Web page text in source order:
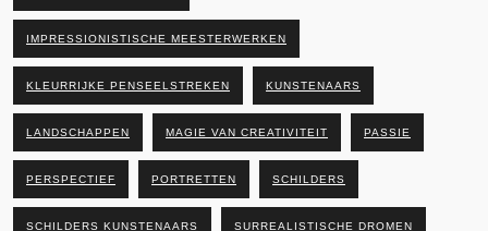
IMPRESSIONISTISCHE MEESTERWERKEN
KLEURRIJKE PENSEELSTREKEN KUNSTENAARS
LANDSCHAPPEN MAGIE VAN CREATIVITEIT PASSIE
PERSPECTIEF PORTRETTEN SCHILDERS
SCHILDERS KUNSTENAARS SURREALISTISCHE DROMEN